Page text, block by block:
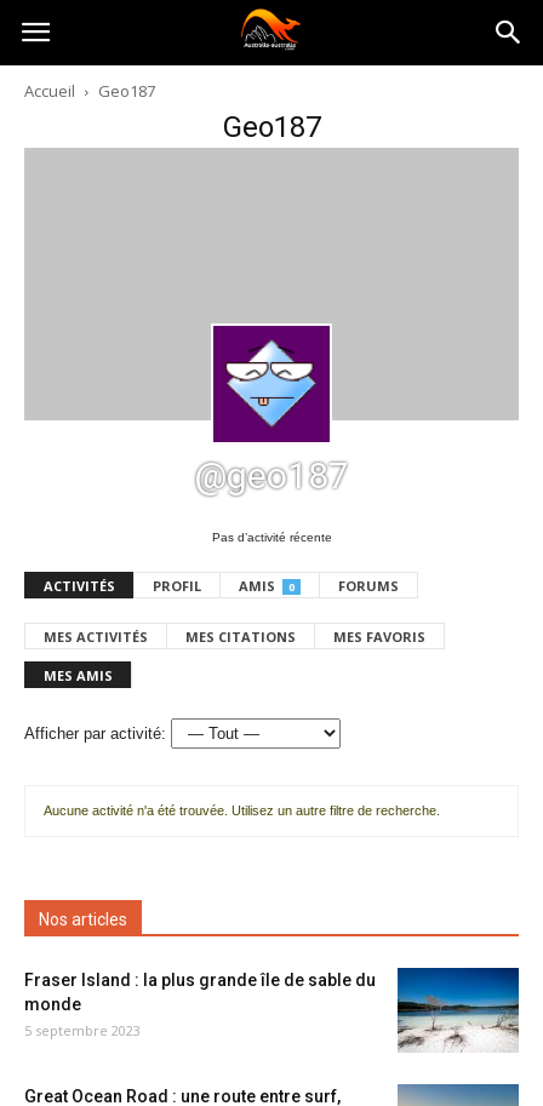
Australia-
australie.com
Accueil Geo187
Geo187
@geo187
Pas d’activité récente
ACTIVITÉS PROFIL AMIS 0 FORUMS
MES ACTIVITÉS MES CITATIONS MES FAVORIS
MES AMIS
Afficher par activité:
Aucune activité n'a été trouvée. Utilisez un autre filtre de recherche.
Nos articles
Fraser Island : la plus grande île de sable du
monde
5 septembre 2023
Great Ocean Road : une route entre surf,